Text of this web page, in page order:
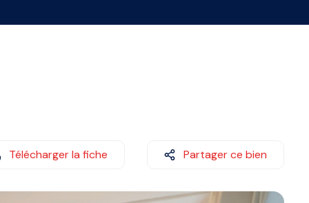
Télécharger la fiche Partager ce bien